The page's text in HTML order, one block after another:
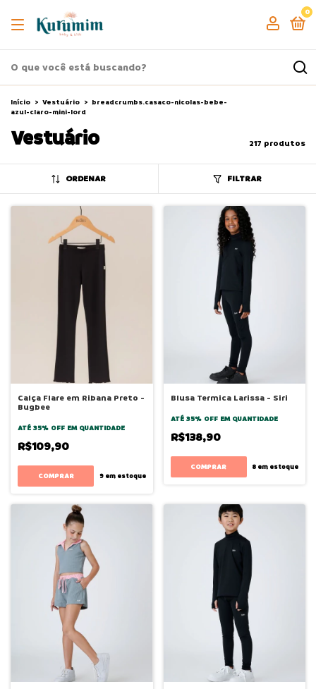
0
Início > Vestuário > breadcrumbs.casaco-nicolas-bebe-
azul-claro-mini-lord
Vestuário 217 produtos
ORDENAR FILTRAR
Calça Flare em Ribana Preto -
Bugbee
ATÉ 35% OFF EM QUANTIDADE
R$109,90
COMPRAR 9em estoque
Blusa Termica Larissa - Siri
ATÉ 35% OFF EM QUANTIDADE
R$138,90
COMPRAR 8 em estoque